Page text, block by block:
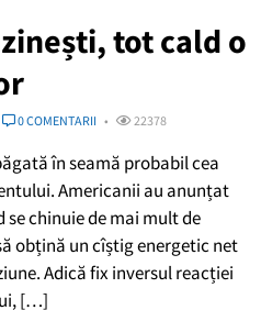
tot cald o
0 COMENTARII 22378
în seamă probabil cea
Americanii au anunțat
chinuie de mai mult de
obțină un cîștig energetic net
Adică fix inversul reacției
[…]